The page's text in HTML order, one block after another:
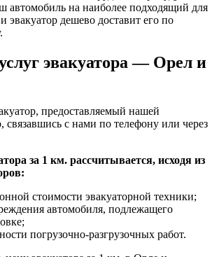
автомобиль на наиболее подходящий для
эвакуатор дешево доставит его по
эвакуатора — Орел и
предоставляемый нашей
с нами по телефону или через
за 1 км. рассчитывается, исходя из
стоимости эвакуаторной техники;
автомобиля, подлежащего
погрузочно-разгрузочных работ.